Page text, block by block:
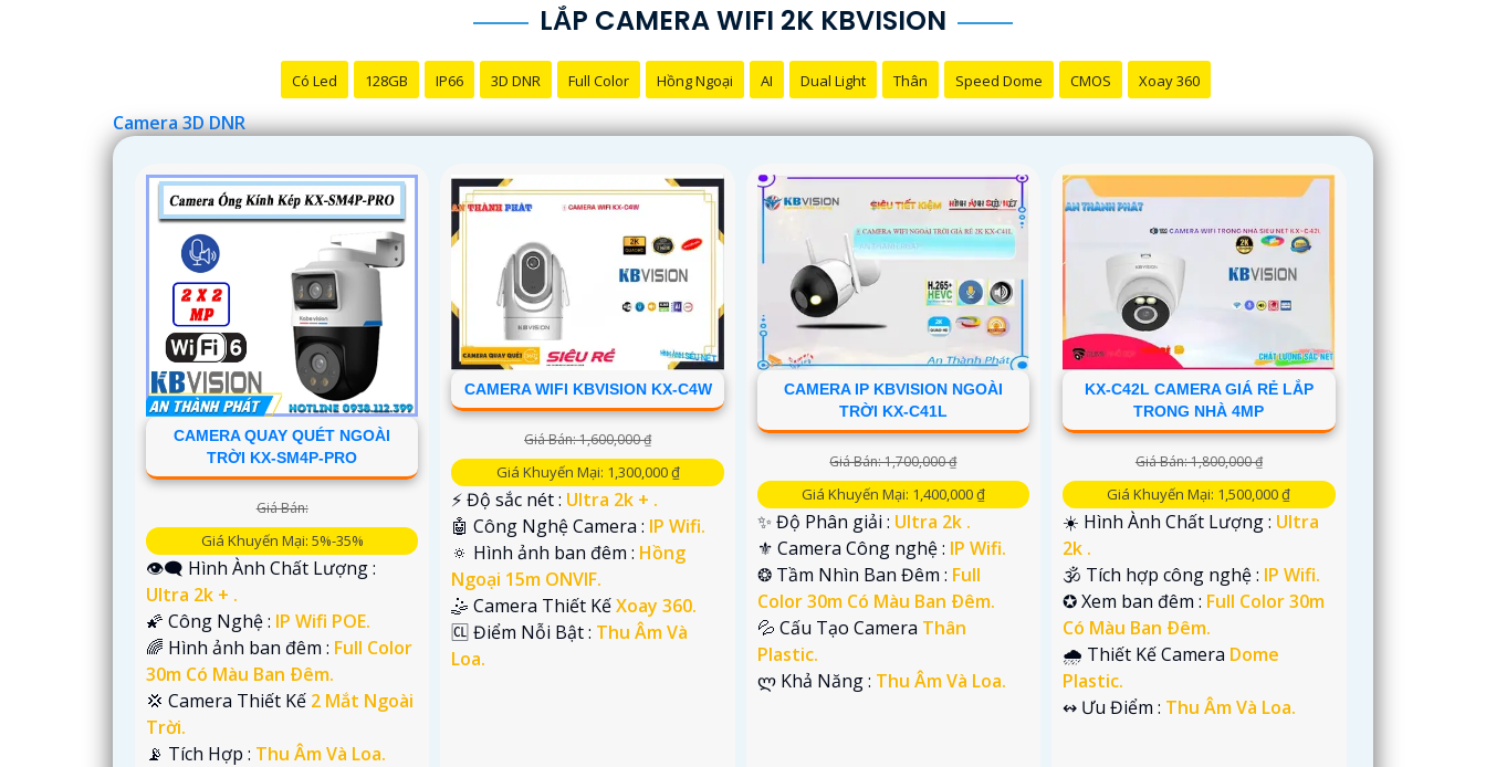
LẮP CAMERA WIFI 2K KBVISION
Có Led 128GB IP66 3D DNR Full Color Hồng Ngoại AI Dual Light Thân Speed Dome CMOS Xoay 360
Camera 3D DNR
CAMERA QUAY QUÉT NGOÀI
TRỜI KX-SM4P-PRO
Giá Bán:
Giá Khuyến Mại: 5%-35%
👁️‍🗨 Hình Ành Chất Lượng :
Ultra 2k + .
🌠 Công Nghệ : IP Wifi POE.
🌈 Hình ảnh ban đêm : Full Color
30m Có Màu Ban Ðêm.
💢 Camera Thiết Kế 2 Mắt Ngoài
Trời.
️📡 Tích Hợp : Thu Âm Và Loa.
CAMERA WIFI KBVISION KX-C4W
Giá Bán: 1,600,000 ₫
Giá Khuyến Mại: 1,300,000 ₫
️⚡ Độ sắc nét : Ultra 2k + .
🤖️ Công Nghệ Camera : IP Wifi.
🔅 Hình ảnh ban đêm : Hồng
Ngoại 15m ONVIF.
🤹 Camera Thiết KếXoay 360.
️🆑 Điểm Nỗi Bật : Thu Âm Và
Loa.
CAMERA IP KBVISION NGOÀI
TRỜI KX-C41L
Giá Bán: 1,700,000 ₫
Giá Khuyến Mại: 1,400,000 ₫
✨ Độ Phân giải : Ultra 2k .
⚜️ Camera Công nghệ : IP Wifi.
❂ Tầm Nhìn Ban Đêm : Full
Color 30m Có Màu Ban Ðêm.
💦 Cấu Tạo Camera Thân
Plastic.
️ლ Khả Năng : Thu Âm Và Loa.
KX-C42L CAMERA GIÁ RẺ LẮP
TRONG NHÀ 4MP
Giá Bán: 1,800,000 ₫
Giá Khuyến Mại: 1,500,000 ₫
☀️ Hình Ành Chất Lượng : Ultra
2k .
🕉️ Tích hợp công nghệ : IP Wifi.
✪ Xem ban đêm : Full Color 30m
Có Màu Ban Ðêm.
🌧️ Thiết Kế Camera Dome
Plastic.
️↭ Ưu Điểm : Thu Âm Và Loa.